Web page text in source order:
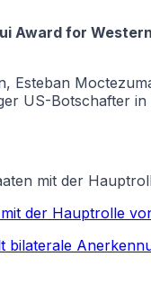
Award for
Esteban
US-Botschafter in
mit der
der Hauptrolle
bilaterale